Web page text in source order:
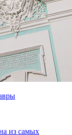
из самых